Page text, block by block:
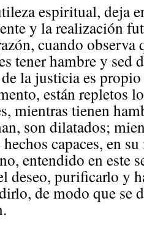
espiritual, deja
y la realización
cuando observa
tener hambre y sed
la justicia es
están repletos
mientras tienen
son dilatados;
hechos capaces, en
entendido en este
deseo, purificarlo y
de modo que se